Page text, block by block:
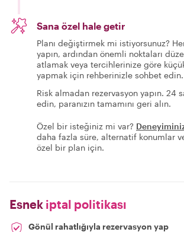
Sana özel hale getir
Planı değiştirmek mi istiyorsunuz?
yapın, ardından önemli noktaları
atlamak veya tercihlerinize göre
yapmak için rehberinizle sohbet edin.
Risk almadan rezervasyon yapın. 24
edin, paranızın tamamını geri alın.
Özel bir isteğiniz mi var?
daha fazla süre, alternatif konumlar
özel bir plan için.
Esnek iptal politikası
Gönül rahatlığıyla rezervasyon yap